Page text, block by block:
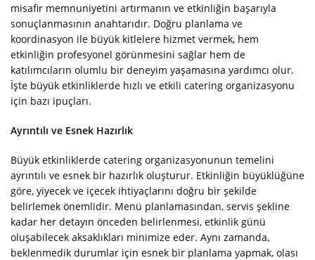
misafir memnuniyetini artırmanın ve etkinliğin başarıyla
sonuçlanmasının anahtarıdır. Doğru planlama ve
koordinasyon ile büyük kitlelere hizmet vermek, hem
etkinliğin profesyonel görünmesini sağlar hem de
katılımcıların olumlu bir deneyim yaşamasına yardımcı olur.
İşte büyük etkinliklerde hızlı ve etkili catering organizasyonu
için bazı ipuçları.
Ayrıntılı ve Esnek Hazırlık
Büyük etkinliklerde catering organizasyonunun temelini
ayrıntılı ve esnek bir hazırlık oluşturur. Etkinliğin büyüklüğüne
göre, yiyecek ve içecek ihtiyaçlarını doğru bir şekilde
belirlemek önemlidir. Menü planlamasından, servis şekline
kadar her detayın önceden belirlenmesi, etkinlik günü
oluşabilecek aksaklıkları minimize eder. Aynı zamanda,
beklenmedik durumlar için esnek bir planlama yapmak, olası